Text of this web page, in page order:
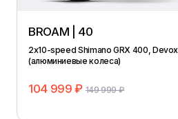
BROAM | 40
2x10-speed Shimano GRX 400, Devox
(алюминиевые колеса)
104 999 ₽149 999 ₽